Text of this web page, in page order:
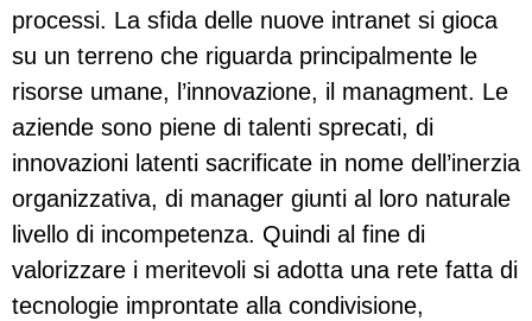
processi. La sfida delle nuove intranet si gioca
su un terreno che riguarda principalmente le
risorse umane, l’innovazione, il managment. Le
aziende sono piene di talenti sprecati, di
innovazioni latenti sacrificate in nome dell’inerzia
organizzativa, di manager giunti al loro naturale
livello di incompetenza. Quindi al fine di
valorizzare i meritevoli si adotta una rete fatta di
tecnologie improntate alla condivisione,